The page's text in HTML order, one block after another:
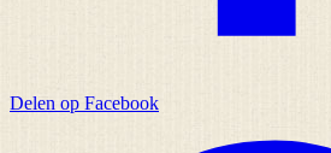
Delen op Facebook